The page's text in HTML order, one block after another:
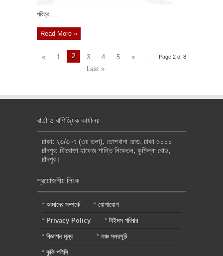
পবিত্র ...
Read More »
Page 2 of 8
« 1 2 3 4 5 »
Last »
বার্তা ও বাণিজ্যিক কার্যালয়
ঢাকা: ২৩/৩-এ (৩য় তলা), তোপখানা রোড, ঢাকা-১০০০
চাঁদপুর: ফিরোজা হাফেজ শান্তি নিকেতন, কুমিল্লা রোড,
চাঁদপুর।
প্রয়োজনীয় লিংক
* আমাদের সম্পর্কে * যোগাযোগ
* Privacy Policy *টাইমস পরিবার
* বিজ্ঞাপন মূল্য * লঞ্চ সময়সূচি
* কুকি পলিসি